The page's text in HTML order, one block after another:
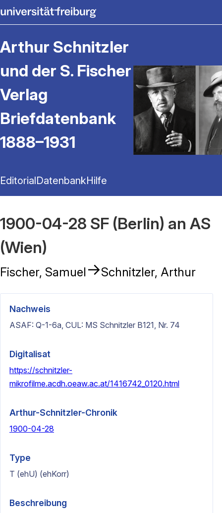
Arthur Schnitzler
und der S. Fischer
Verlag
Briefdatenbank
1888–1931
EditorialDatenbankHilfe
1900-04-28 SF (Berlin) an AS
(Wien)
Fischer, Samuel →Schnitzler, Arthur
Nachweis
ASAF: Q-1-6a, CUL: MS Schnitzler B121, Nr. 74
Digitalisat
https://schnitzler-
mikrofilme.acdh.oeaw.ac.at/1416742_0120.html
Arthur-Schnitzler-Chronik
1900-04-28
Type
T (ehU) (ehKorr)
Beschreibung